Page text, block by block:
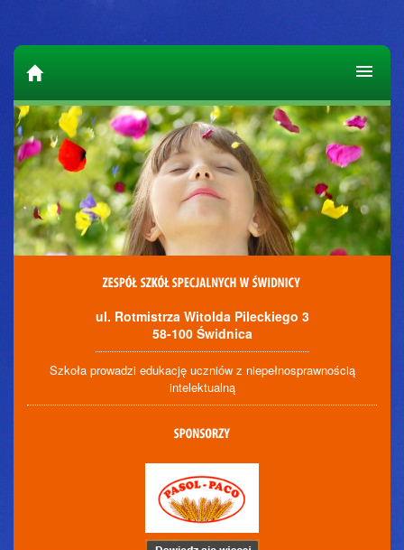
ul. Rotmistrza Witolda Pileckiego 3
58-100 Świdnica
Szkoła prowadzi edukację uczniów z niepełnosprawnością
intelektualną